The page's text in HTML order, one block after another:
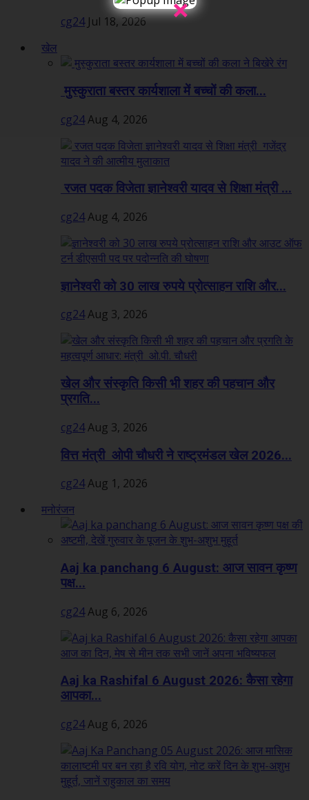
cg24 Jul 18, 2026
खेल
मुस्कुराता बस्तर कार्यशाला में बच्चों की कला...
cg24Aug 4, 2026
रजत पदक विजेता ज्ञानेश्वरी यादव से शिक्षा मंत्री ...
cg24Aug 4, 2026
ज्ञानेश्वरी को 30 लाख रुपये प्रोत्साहन राशि और...
cg24Aug 3, 2026
खेल और संस्कृति किसी भी शहर की पहचान और
प्रगति...
cg24Aug 3, 2026
वित्त मंत्री ओपी चौधरी ने राष्ट्रमंडल खेल 2026...
cg24Aug 1, 2026
मनोरंजन
Aaj ka panchang 6 August: आज सावन कृष्ण
पक्ष...
cg24Aug 6, 2026
Aaj ka Rashifal 6 August 2026: कैसा रहेगा
आपका...
cg24Aug 6, 2026
×